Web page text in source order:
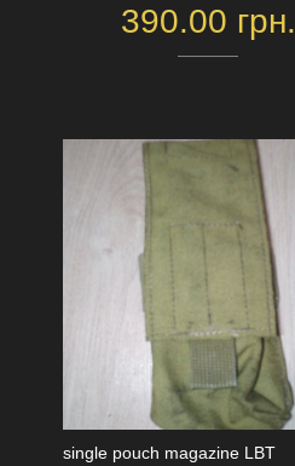
390.00 грн.
single pouch magazine LBT